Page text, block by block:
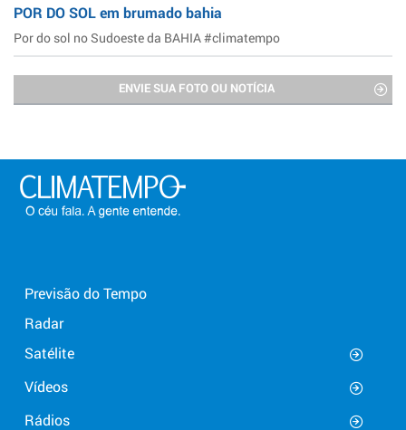
POR DO SOL em brumado bahia
Por do sol no Sudoeste da BAHIA #climatempo
ENVIE SUA FOTO OU NOTÍCIA
Previsão do Tempo
Radar
Satélite
Vídeos
Rádios